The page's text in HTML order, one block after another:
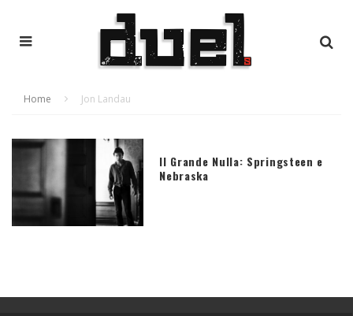
Home Jon Landau
Il Grande Nulla: Springsteen e
Nebraska